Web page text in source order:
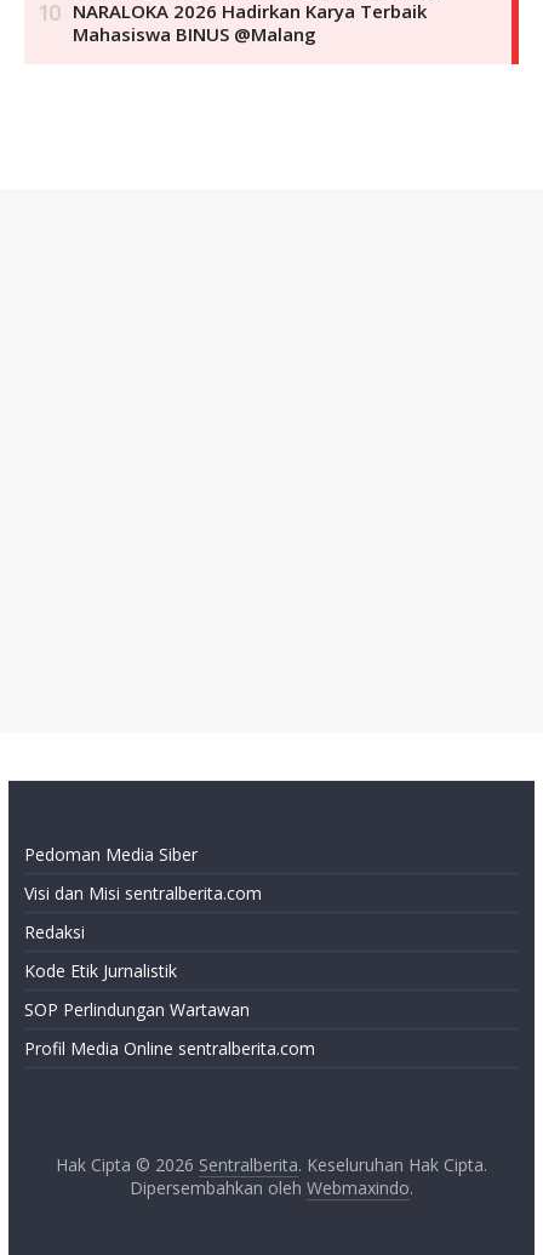
Pedoman Media Siber
Visi dan Misi sentralberita.com
Redaksi
Kode Etik Jurnalistik
SOP Perlindungan Wartawan
Profil Media Online sentralberita.com
Hak Cipta © 2026 Sentralberita. Keseluruhan Hak Cipta.
Dipersembahkan oleh Webmaxindo.